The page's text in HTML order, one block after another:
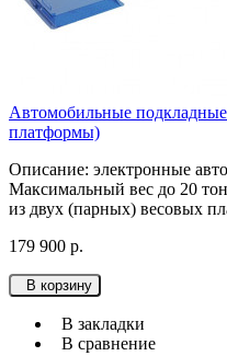
Автомобильные
платформы)
Описание: электронные
Максимальный вес до 20
из двух (парных) весовых
179 900 р.
В корзину
В закладки
В сравнение